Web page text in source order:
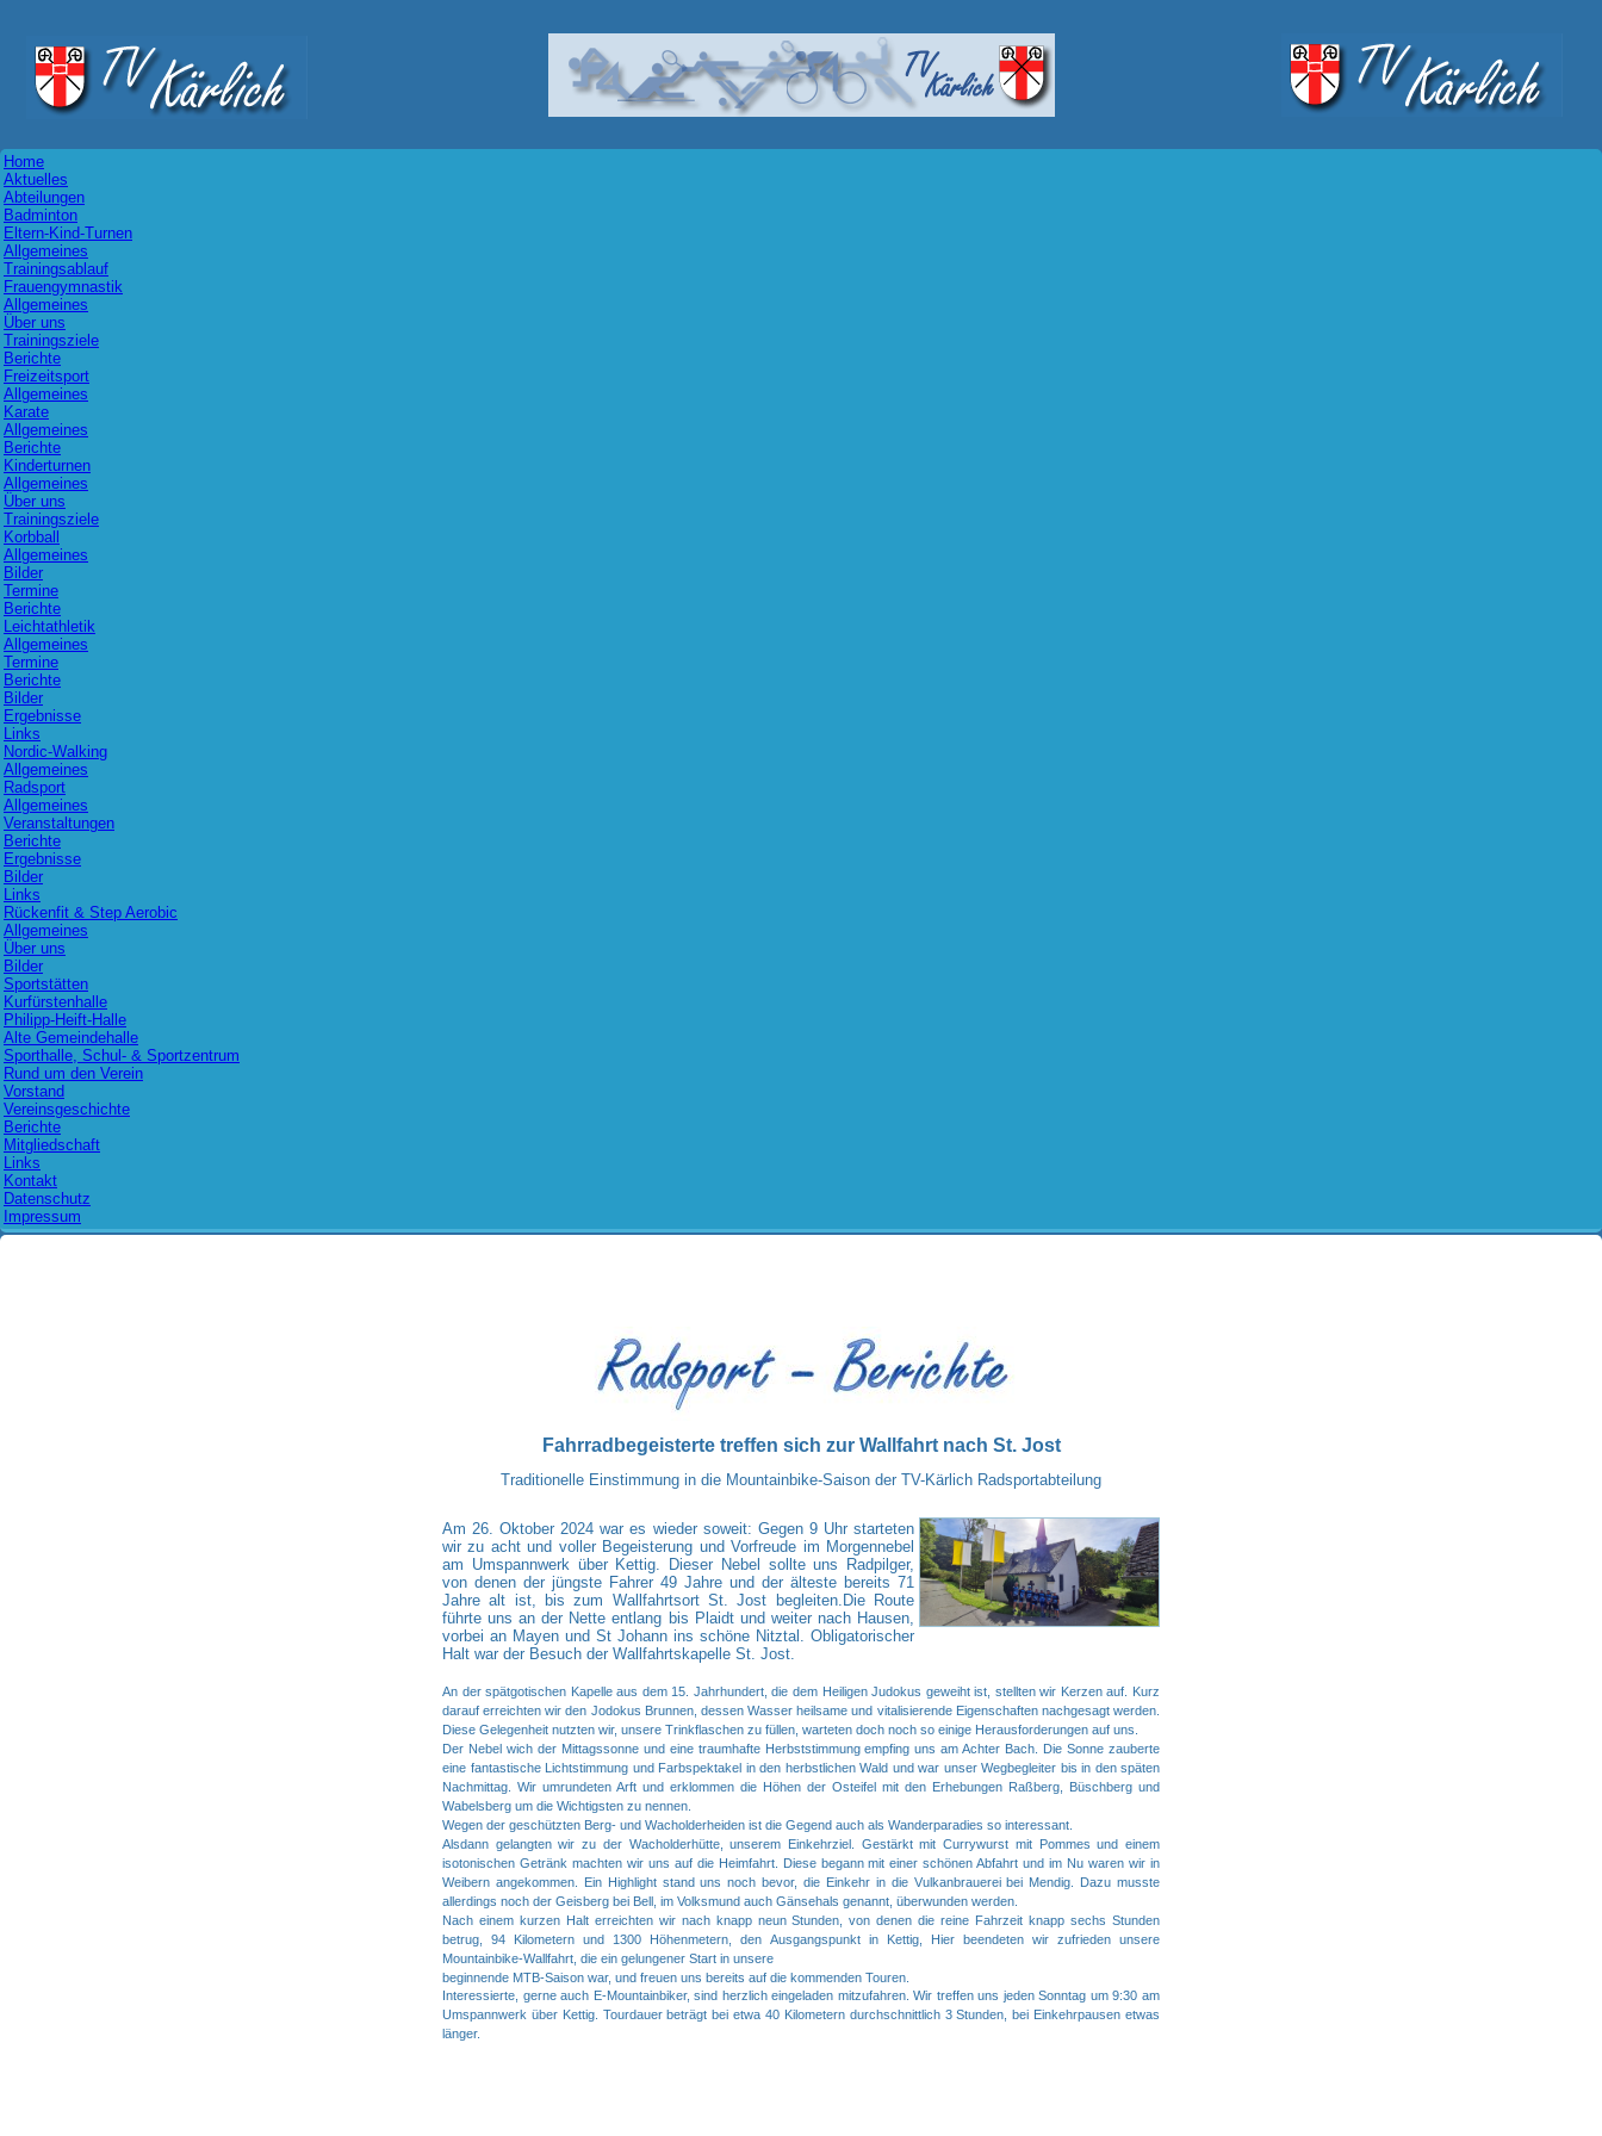
Home
Aktuelles
Abteilungen
Badminton
Eltern-Kind-Turnen
Allgemeines
Trainingsablauf
Frauengymnastik
Allgemeines
Über uns
Trainingsziele
Berichte
Freizeitsport
Allgemeines
Karate
Allgemeines
Berichte
Kinderturnen
Allgemeines
Über uns
Trainingsziele
Korbball
Allgemeines
Bilder
Termine
Berichte
Leichtathletik
Allgemeines
Termine
Berichte
Bilder
Ergebnisse
Links
Nordic-Walking
Allgemeines
Radsport
Allgemeines
Veranstaltungen
Berichte
Ergebnisse
Bilder
Links
Rückenfit & Step Aerobic
Allgemeines
Über uns
Bilder
Sportstätten
Kurfürstenhalle
Philipp-Heift-Halle
Alte Gemeindehalle
Sporthalle, Schul- & Sportzentrum
Rund um den Verein
Vorstand
Vereinsgeschichte
Berichte
Mitgliedschaft
Links
Kontakt
Datenschutz
Impressum
Fahrradbegeisterte treffen sich zur Wallfahrt nach St. Jost
Traditionelle Einstimmung in die Mountainbike-Saison der TV-Kärlich Radsportabteilung
Am 26. Oktober 2024 war es wieder soweit: Gegen 9 Uhr starteten
wir zu acht und voller Begeisterung und Vorfreude im Morgennebel
am Umspannwerk über Kettig. Dieser Nebel sollte uns Radpilger,
von denen der jüngste Fahrer 49 Jahre und der älteste bereits 71
Jahre alt ist,
bis zum Wallfahrtsort St. Jost begleiten. Die Route
führte uns an der Nette entlang bis Plaidt und weiter nach Hausen,
vorbei an Mayen und St Johann ins schöne Nitztal. Obligatorischer
Halt war der Besuch der Wallfahrtskapelle St. Jost.
An der spätgotischen Kapelle aus dem 15. Jahrhundert, die dem Heiligen Judokus geweiht ist, stellten wir Kerzen auf. Kurz
darauf erreichten wir den Jodokus Brunnen, dessen Wasser heilsame und vitalisierende Eigenschaften nachgesagt werden.
Diese Gelegenheit nutzten wir, unsere Trinkflaschen zu füllen, warteten doch noch so einige Herausforderungen auf uns.
Der Nebel wich der Mittagssonne und eine traumhafte Herbststimmung empfing uns am Achter Bach. Die Sonne zauberte
eine fantastische Lichtstimmung und Farbspektakel in den herbstlichen Wald und war unser Wegbegleiter bis in den späten
Nachmittag. Wir umrundeten Arft und erklommen die Höhen der Osteifel mit den Erhebungen Raßberg, Büschberg und
Wabelsberg um die Wichtigsten zu nennen.
Wegen der geschützten Berg- und Wacholderheiden ist die Gegend auch als Wanderparadies so interessant.
Alsdann gelangten wir zu der Wacholderhütte, unserem Einkehrziel. Gestärkt mit Currywurst mit Pommes und einem
isotonischen Getränk machten wir uns auf die Heimfahrt. Diese begann miteiner schönen Abfahrt und im Nu waren wir in
Weibern angekommen. Ein Highlight stand unsnoch bevor, die Einkehr in die Vulkanbrauerei bei Mendig. Dazu musste
allerdings noch der Geisberg bei Bell, im Volksmund auch Gänsehals genannt, überwunden werden.
Nach einem kurzen Halt erreichten wir nach knapp neun Stunden, von denen die reine Fahrzeitknapp sechs Stunden
betrug, 94 Kilometern und 1300 Höhenmetern, den Ausgangspunkt in Kettig,
Hier beendeten wir zufrieden unsere
Mountainbike-Wallfahrt, die ein gelungener Start in unsere
beginnende MTB-Saison war, und freuen uns bereits auf die kommenden Touren.
Interessierte, gerne auch E-Mountainbiker, sind herzlich eingeladen mitzufahren. Wir treffen uns jeden Sonntag um 9:30 am
Umspannwerk über Kettig. Tourdauer beträgt bei etwa 40 Kilometern durchschnittlich 3 Stunden, bei Einkehrpausen etwas
länger.